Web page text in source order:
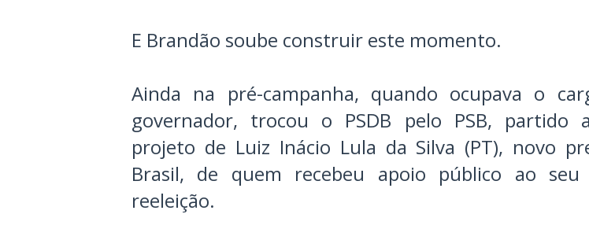
E Brandão soube construir este momento.
Ainda na pré-campanha, quando ocupava o
governador, trocou o PSDB pelo PSB, partido
projeto de Luiz Inácio Lula da Silva (PT), novo
Brasil, de quem recebeu apoio público ao
reeleição.